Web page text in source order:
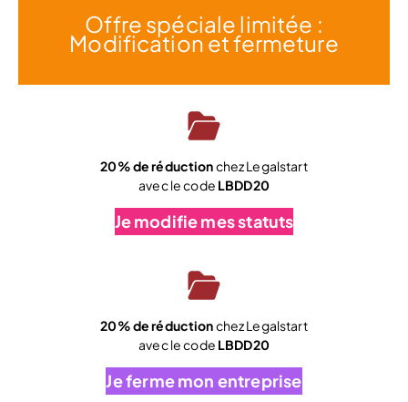
Offre spéciale limitée :
Modification et fermeture
20% de réductionchez Legalstart
avec le code LBDD20
Je modifie mes statuts
20% de réductionchez Legalstart
avec le code LBDD20
Je ferme mon entreprise